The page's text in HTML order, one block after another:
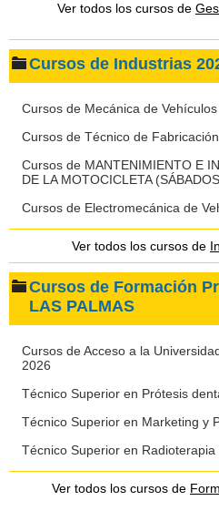
Ver todos los cursos de
Cursos de Industrias
Cursos de Mecánica de
Cursos de Técnico de
Cursos de MANTENIMIENTO E
DE LA MOTOCICLETA
Cursos de Electromecánica de
Ver todos los cursos de
Cursos de Formación
LAS PALMAS
Cursos de Acceso a la
2026
Técnico Superior en Prótesis
Técnico Superior en Marketing y
Técnico Superior en Radioterapia
Ver todos los cursos de